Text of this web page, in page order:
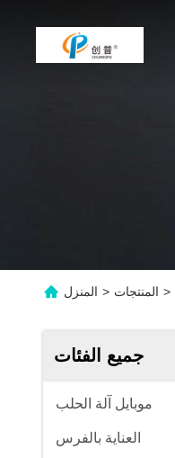
المنزل > المنتجات >
جميع الفئات
موبايل آلة الحلب
العناية بالفرس